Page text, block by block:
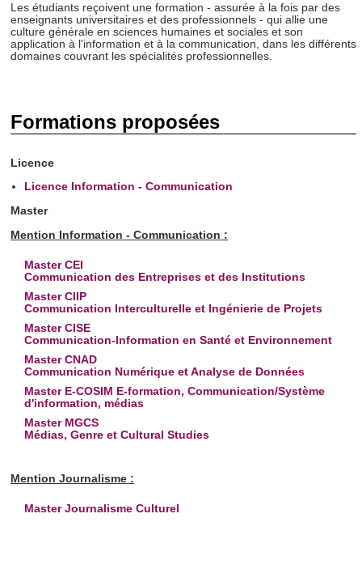
Les étudiants reçoivent une formation - assurée à la fois par des
enseignants universitaires et des professionnels - qui allie une
culture générale en sciences humaines et sociales et son
application à l'information et à la communication, dans les différents
domaines couvrant les spécialités professionnelles.
Formations proposées
Licence
Licence Information - Communication
Master
Mention Information - Communication :
Master CEI
Communication des Entreprises et des Institutions
Master CIIP
Communication Interculturelle et Ingénierie de Projets
Master CISE
Communication-Information en Santé et Environnement
Master CNAD
Communication Numérique et Analyse de Données
Master E-COSIM E-formation, Communication/Système
d'information, médias
Master MGCS
Médias, Genre et Cultural Studies
Mention Journalisme :
Master Journalisme Culturel